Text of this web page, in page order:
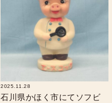
2025.11.28
石川県かほく市にてソフビ